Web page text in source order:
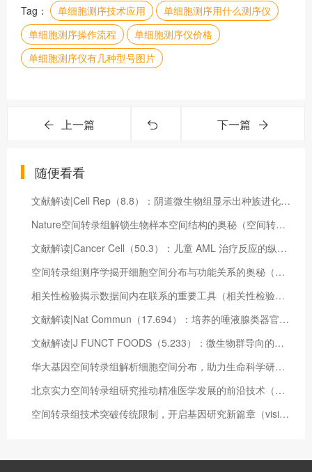
Tag： 单细胞测序技术应用
单细胞测序用什么测序仪
单细胞测序操作流程
单细胞测序仪价格
单细胞测序仪有几种型号图片
上一篇 下一篇
随便看看
文献解读|Cell Rep（8.8）：阴道微生物组显示出种族进化动态和由长期生态位特异性过程驱动的乳杆菌粘附素的正选择
Nature空间转录组解锁生物样本空间结构的奥秘（空间转录组文章）
文献解读|Cancer Cell（50.3）：儿童 AML 治疗反应的纵向单细胞图谱
空间转录组测序学揭开细胞空间分布与功能关系的奥秘（转录组denovo测序）
相关性检验揭示数据间内在联系的重要工具（相关性检验的目的）
文献解读|Nat Commun（17.694）：培养的唾液腺类器官保持小鼠和人类主要唾液腺的特性
文献解读|J FUNCT FOODS（5.233）：微生物群导向的补充食品对移殖健康婴儿粪便小鼠的肠道菌群影响
华大基因空间转录组解析细胞空间分布，助力生命科学研究（华大基因空间转录组平台）
北京实力空间转录组研究推动精准医学发展的前沿技术（北京空间技术研制试验中心）
空间转录组技术突破传统限制，开启基因研究新篇章（visium空间转录组）